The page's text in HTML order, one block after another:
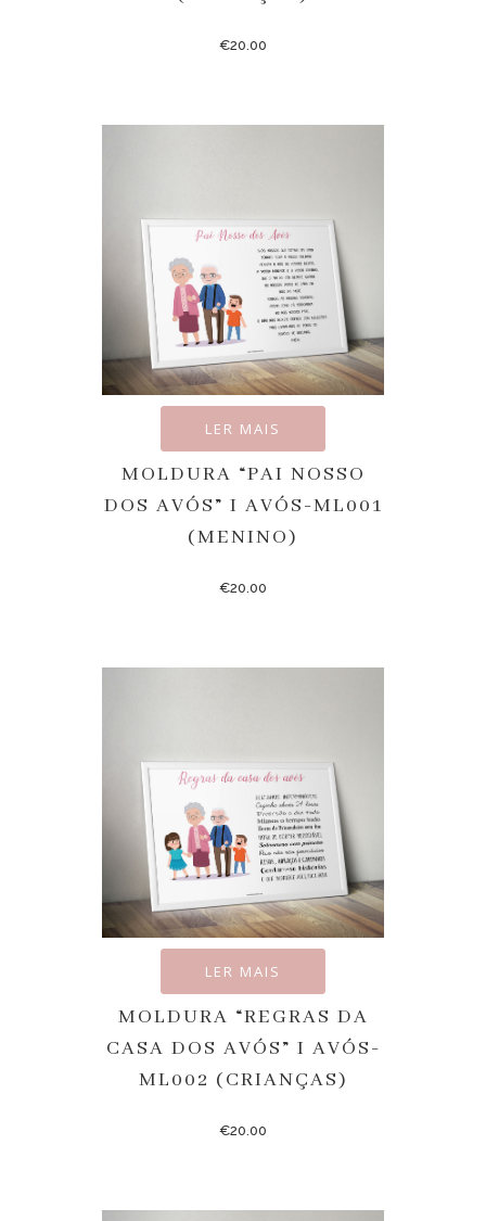
€20.00
LER MAIS
MOLDURA “PAI NOSSO
DOS AVÓS” I AVÓS-ML001
(MENINO)
€20.00
LER MAIS
MOLDURA “REGRAS DA
CASA DOS AVÓS” I AVÓS-
ML002 (CRIANÇAS)
€20.00